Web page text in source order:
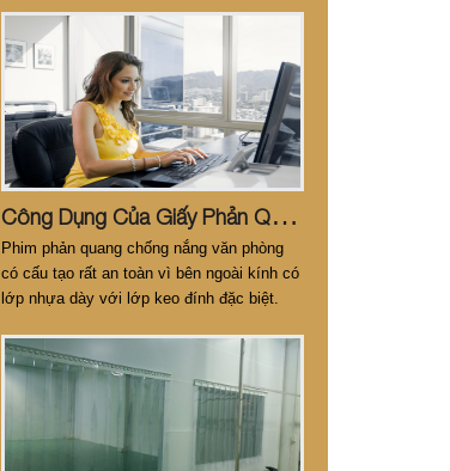
C
Ông Dụng Của Giấy Phản Quang
Phim phản quang chống nắng văn phòng
có cấu tạo rất an toàn vì bên ngoài kính có
lớp nhựa dày với lớp keo đính đặc biệt.
quang văn phòng